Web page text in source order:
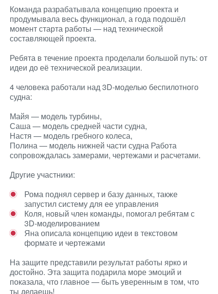
Команда разрабатывала концепцию проекта и
продумывала весь функционал, а года подошёл
момент старта работы — над технической
составляющей проекта.
Ребята в течение проекта проделали большой путь: от
идеи до её технической реализации.
4 человека работали над 3D-моделью беспилотного
судна:
Майя — модель турбины,
Саша — модель средней части судна,
Настя — модель гребного колеса,
Полина — модель нижней части судна Работа
сопровождалась замерами, чертежами и расчетами.
Другие участники:
Рома поднял сервер и базу данных, также
запустил систему для ее управления
Коля, новый член команды, помогал ребятам с
3D-моделированием
Яна описала концепцию идеи в текстовом
формате и чертежами
На защите представили результат работы ярко и
достойно. Эта защита подарила море эмоций и
показала, что главное — быть уверенным в том, что
ты делаешь!